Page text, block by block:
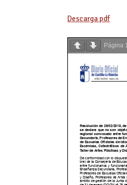
Descarga pdf
Página